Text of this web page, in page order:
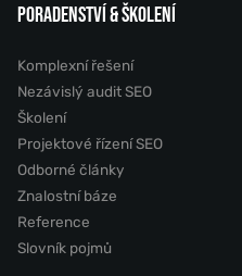
PORADENSTVÍ & ŠKOLENÍ
Komplexní řešení
Nezávislý audit SEO
Školení
Projektové řízení SEO
Odborné články
Znalostní báze
Reference
Slovník pojmů